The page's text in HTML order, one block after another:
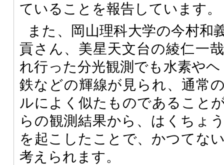
ていることを報告しています。
また、岡山理科大学の今村和
貢さん、美星天文台の綾仁一
れ行った分光観測でも水素や
鉄などの輝線が見られ、通常
ルによく似たものであること
らの観測結果から、はくちょ
を起こしたことで、かつてな
考えられます。